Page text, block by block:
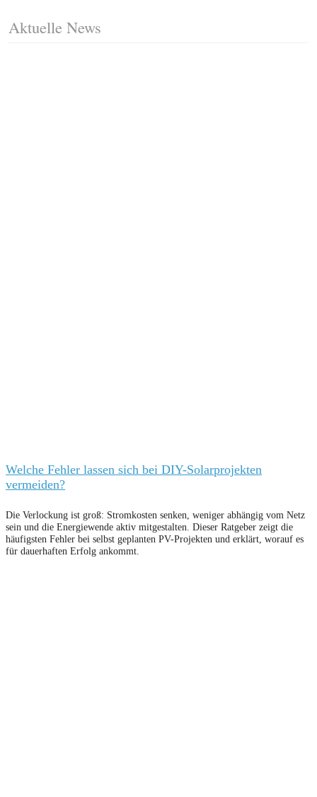
Aktuelle News
Welche Fehler lassen sich bei DIY-Solarprojekten
vermeiden?
Die Verlockung ist groß: Stromkosten senken, weniger abhängig vom Netz
sein und die Energiewende aktiv mitgestalten. Dieser Ratgeber zeigt die
häufigsten Fehler bei selbst geplanten PV-Projekten und erklärt, worauf es
für dauerhaften Erfolg ankommt.